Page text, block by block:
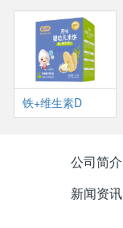
铁+维生素D
公司简介
新闻资讯